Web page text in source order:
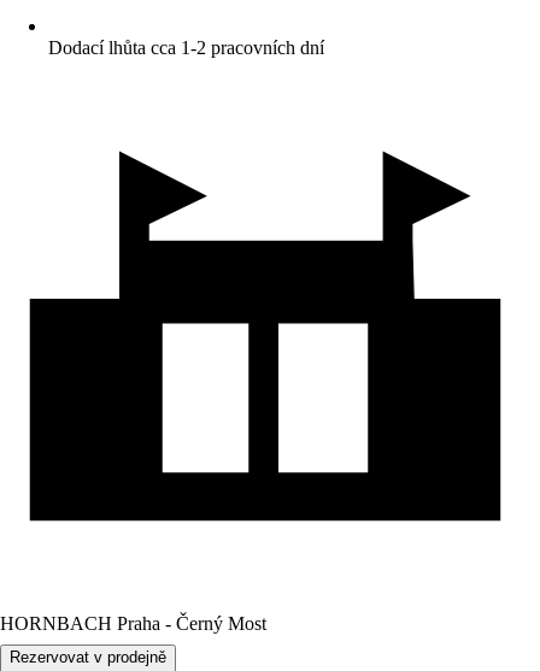
Dodací lhůta cca 1-2 pracovních dní
HORNBACH Praha - Černý Most
Rezervovat v prodejně